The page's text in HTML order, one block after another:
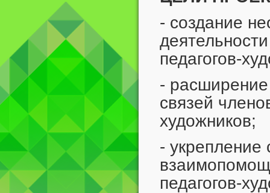
- создание
педагогов-
-
связей
художников;
- укрепление
педагогов-